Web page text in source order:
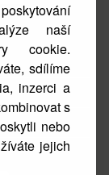
naší
cookie.
sdílíme
inzerci a
s
nebo
jejich